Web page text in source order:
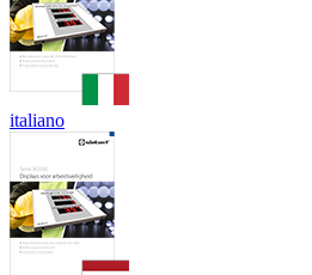
italiano